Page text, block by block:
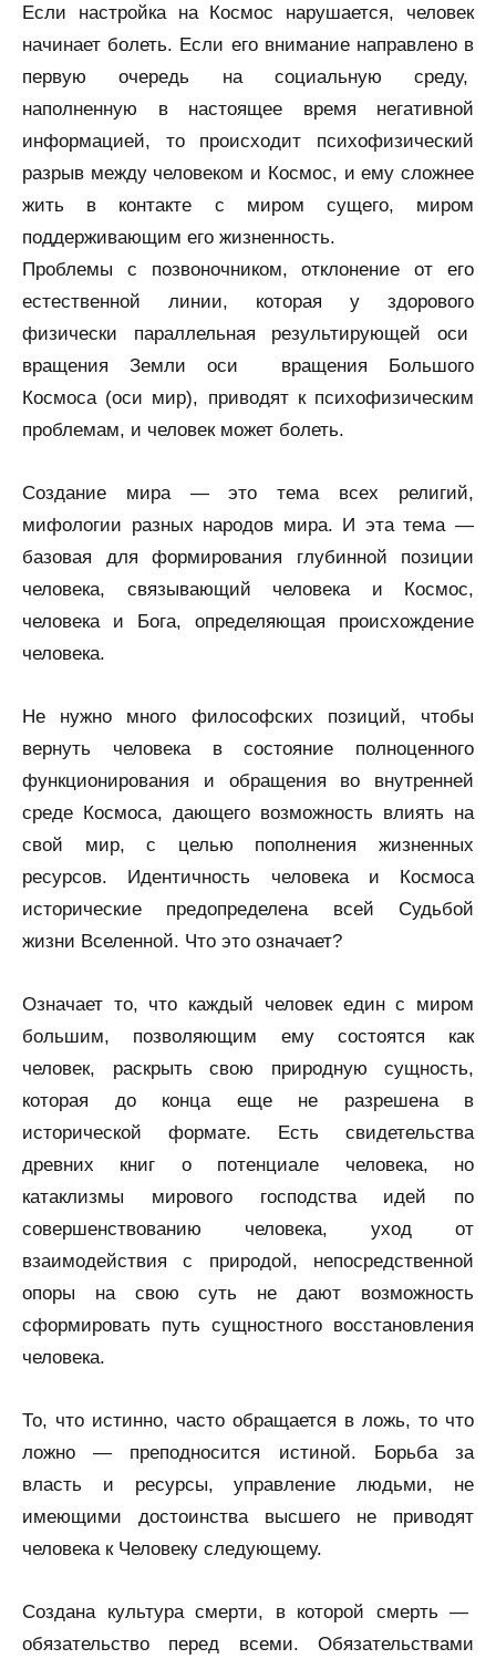
Если настройка на Космос нарушается, человек
начинает болеть. Если его внимание направлено в
первую очередь на социальную среду,
наполненную в настоящее время негативной
информацией, то происходит психофизический
разрыв между человеком и Космос, и ему сложнее
жить в контакте с миром сущего, миром
поддерживающим его жизненность.
Проблемы с позвоночником, отклонение от его
естественной линии, которая у здорового
физически параллельная результирующей оси
вращения Земли оси вращения Большого
Космоса (оси мир), приводят к психофизическим
проблемам, и человек может болеть.
Создание мира — это тема всех религий,
мифологии разных народов мира. И эта тема —
базовая для формирования глубинной позиции
человека, связывающий человека и Космос,
человека и Бога, определяющая происхождение
человека.
Не нужно много философских позиций, чтобы
вернуть человека в состояние полноценного
функционирования и обращения во внутренней
среде Космоса, дающего возможность влиять на
свой мир, с целью пополнения жизненных
ресурсов. Идентичность человека и Космоса
исторические предопределена всей Судьбой
жизни Вселенной. Что это означает?
Означает то, что каждый человек един с миром
большим, позволяющим ему состоятся как
человек, раскрыть свою природную сущность,
которая до конца еще не разрешена в
исторической формате. Есть свидетельства
древних книг о потенциале человека, но
катаклизмы мирового господства идей по
совершенствованию человека, уход от
взаимодействия с природой, непосредственной
опоры на свою суть не дают возможность
сформировать путь сущностного восстановления
человека.
То, что истинно, часто обращается в ложь, то что
ложно — преподносится истиной. Борьба за
власть и ресурсы, управление людьми, не
имеющими достоинства высшего не приводят
человека к Человеку следующему.
Создана культура смерти, в которой смерть —
обязательство перед всеми. Обязательствами